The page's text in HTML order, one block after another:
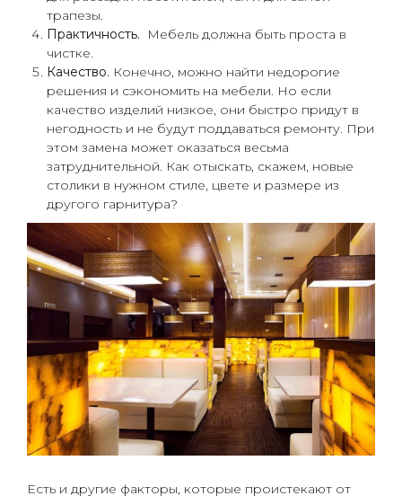
трапезы.
Практичность. Мебель должна быть проста в
чистке.
Качество. Конечно, можно найти недорогие
решения и сэкономить на мебели. Но если
качество изделий низкое, они быстро придут в
негодность и не будут поддаваться ремонту. При
этом замена может оказаться весьма
затруднительной. Как отыскать, скажем, новые
столики в нужном стиле, цвете и размере из
другого гарнитура?
Есть и другие факторы, которые проистекают от